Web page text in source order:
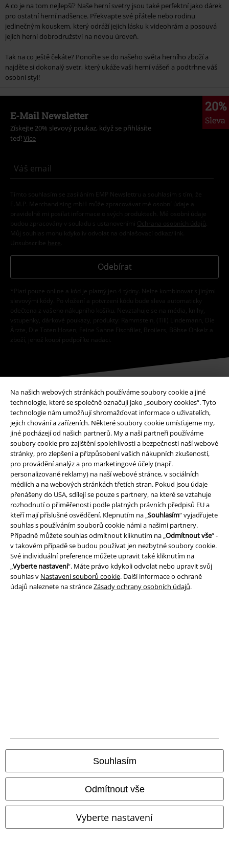
Na našich webových stránkách používáme soubory cookie a jiné
technologie, které se společně označují jako „soubory cookies“. Tyto
technologie nám umožňují shromažďovat informace o uživatelích,
jejich chování a zařízeních. Některé soubory cookie umísťujeme my,
jiné pocházejí od našich partnerů. My a naši partneři používáme
soubory cookie pro zajištění spolehlivosti a bezpečnosti naší webové
stránky, pro zlepšení a přizpůsobení vašich nákupních zkušeností,
pro provádění analýz a pro marketingové účely (např.
personalizované reklamy) na naší webové stránce, v sociálních
médiích a na webových stránkách třetích stran. Pokud jsou údaje
přenášeny do USA, sdílejí se pouze s partnery, na které se vztahuje
rozhodnutí o přiměřenosti podle platných právních předpisů EU a
kteří mají příslušné osvědčení. Klepnutím na „Souhlasím“ vyjadřujete
souhlas s používáním souborů cookie námi a našimi partnery.
Případně můžete souhlas odmítnout kliknutím na „Odmítnout vše“ -
v takovém případě se budou používat jen nezbytné soubory cookie.
Své individuální preference můžete upravit také kliknutím na
„Vyberte nastavení“. Máte právo kdykoli odvolat nebo upravit svůj
souhlas v Nastavení souborů cookie. Další informace o ochraně
údajů naleznete na stránceZásady ochrany osobních údajů.
Souhlasím
Odmítnout vše
Vyberte nastavení
A co je na tom nejlepší? Naše herní svetry jsou také perfektní jako dárek
pro ostatní herní nadšence. Překvapte své přátele nebo rodinu
jedinečným kouskem, který odráží jejich lásku k videohrám a posouvá
jejich herní dobrodružství na novou úroveň.
Tak na co ještě čekáte? Ponořte se do našeho světa herního zboží a
najděte si dokonalý svetr, který ukáže vaši herní vášeň a podtrhne váš
osobní styl!
20%
Sleva
E-Mail Newsletter
Získejte 20% slevový poukaz, když se přihlásíte
teď! Více
Tímto souhlasím se zasíláním EMP Newslettru a souhlasím s tím, že
E.M.P. Merchandising mbH může zpracovávat mé osobní údaje a
pravidelně mi posílat informace o svých produktech. Mé osobní údaje
budou zpracovány v souladu s ustanoveními
Ochrana osobních údajů
Můj souhlas mohu kdykoliv odvolat na odhlašovací odkaz/link.
Unsubscribe here
Odebírat
*Platí pouze online a kód je platný jen 4 týdny. Nelze kombinovat s jinými
slevovými kódy. Po vložení a potvrzení kódu bude sleva automaticky
odečtena z vašeho nákupního košíku. Nevztahuje se na média, knihy,
vstupenky, dárkové poukazy, produkty: Rammstein, (Till) Lindemann, Die
Ärzte, Die Toten Hosen, Feine Sahne Fischfilet, Broilers, Böhse Onkelz a
zboží, jehož koupí podpoříte nadaci.
Náš zákaznický servis je tu pro vás
Znovu dostupné: Pondělí od 09:00 do 17:00. Dozvědět se více
Zahájit chat
Zákaznícky servis
Pomoc / FAQ
Podmínky vracení zboží
Vrácení zboží
Všeobecné informace o velikostech
O EMP
Udržitelnost